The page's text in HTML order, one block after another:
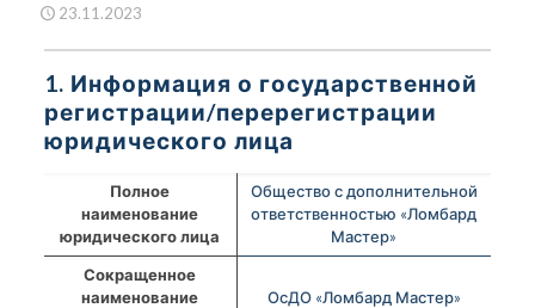
23.11.2023
1. Информация о государственной
регистрации/перерегистрации
юридического лица
Полное
наименование
юридического лица
Общество с дополнительной
ответственностью «Ломбард
Мастер»
Сокращенное
наименование
ОсДО «Ломбард Мастер»